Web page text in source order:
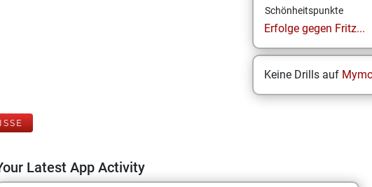
Schönheitspunkte
Erfolge gegen Fritz...
Keine Drills auf
Latest App Activity